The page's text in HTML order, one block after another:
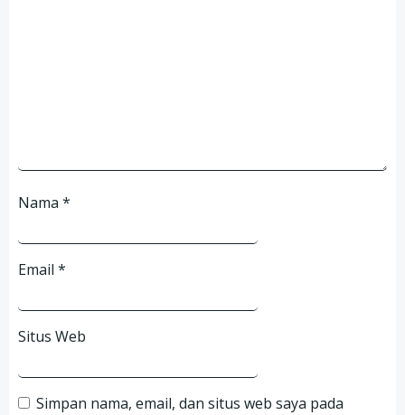
Nama *
Email *
Situs Web
Simpan nama, email, dan situs web saya pada